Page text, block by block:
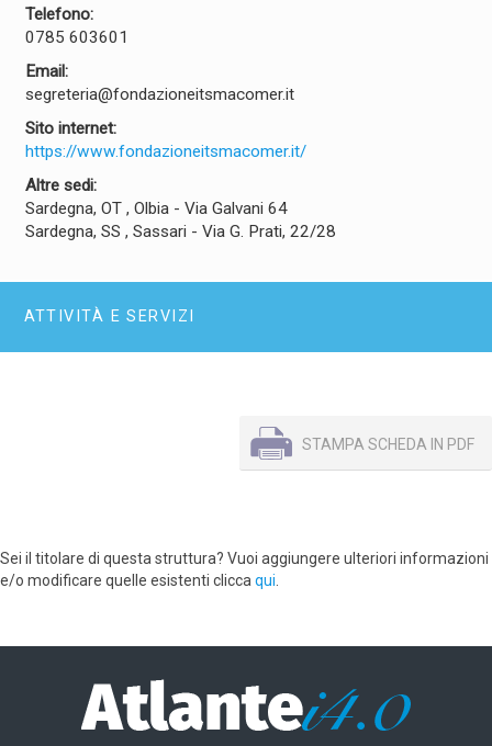
Telefono:
0785 603601
Email:
segreteria@fondazioneitsmacomer.it
Sito internet:
https://www.fondazioneitsmacomer.it/
Altre sedi:
Sardegna, OT , Olbia - Via Galvani 64
Sardegna, SS , Sassari - Via G. Prati, 22/28
ATTIVITÀ E SERVIZI
STAMPA SCHEDA IN PDF
Sei il titolare di questa struttura? Vuoi aggiungere ulteriori informazioni
e/o modificare quelle esistenti cliccaqui.